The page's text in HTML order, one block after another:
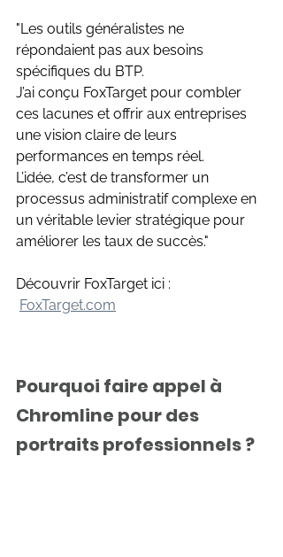
"Les outils généralistes ne
répondaient pas aux besoins
spécifiques du BTP.
J’ai conçu FoxTarget pour combler
ces lacunes et offrir aux entreprises
une vision claire de leurs
performances en temps réel.
L’idée, c’est de transformer un
processus administratif complexe en
un véritable levier stratégique pour
améliorer les taux de succès."
Découvrir FoxTarget ici :
FoxTarget.com
Pourquoi faire appel à
Chromline pour des
portraits professionnels ?